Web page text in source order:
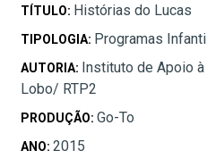
TÍTULO: Histórias do Lucas
TIPOLOGIA: Programas
AUTORIA: Instituto de Apoio à
Lobo/ RTP2
PRODUÇÃO: Go-To
ANO: 2015